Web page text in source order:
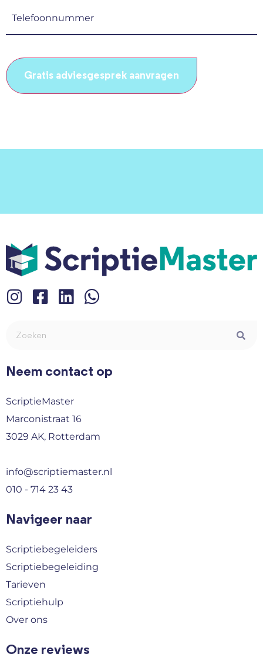
Neem contact op
ScriptieMaster
Marconistraat 16
3029 AK, Rotterdam
info@scriptiemaster.nl
010 - 714 23 43
Navigeer naar
Scriptiebegeleiders
Scriptiebegeleiding
Tarieven
Scriptiehulp
Over ons
Onze reviews